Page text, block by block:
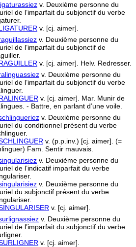
v. Deuxième personne du
de l’imparfait du subjonctif du verbe
v. [cj. aimer].
v. Deuxième personne du
de l’imparfait du subjonctif de
v. [cj. aimer]. Helv. Redresser.
v. Deuxième personne du
de l’imparfait du subjonctif du verbe
v. [cj. aimer]. Mar. Munir de
- Battre, en parlant d’une voile.
v. Deuxième personne du
du conditionnel présent du verbe
v. (p.p.inv.) [cj. aimer]. (=
Fam. Sentir mauvais.
v. Deuxième personne du
de l’indicatif imparfait du verbe
v. Deuxième personne du
du subjonctif présent du verbe
v. [cj. aimer].
v. Deuxième personne du
de l’imparfait du subjonctif du verbe
v. [cj. aimer].